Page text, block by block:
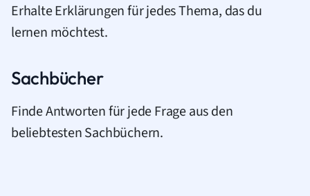
Erhalte Erklärungen für jedes Thema, das du
lernen möchtest.
Sachbücher
Finde Antworten für jede Frage aus den
beliebtesten Sachbüchern.